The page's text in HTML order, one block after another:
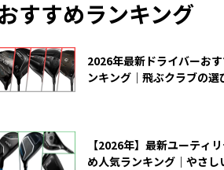
すすめランキング
2026年最新ドライバーお
ンキング｜飛ぶクラブの選
【2026年】最新ユーティ
め人気ランキング｜やさし